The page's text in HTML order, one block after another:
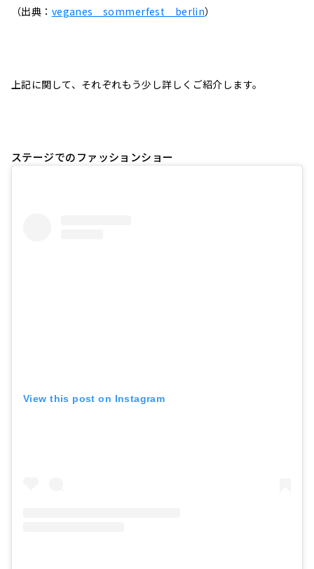
（出典： veganes sommerfest berlin）
上記に関して、それぞれもう少し詳しくご紹介します。
ステージでのファッションショー
View this post on Instagram